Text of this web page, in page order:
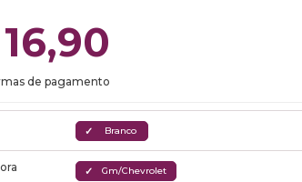
de pagamento
Branco
Gm/Chevrolet